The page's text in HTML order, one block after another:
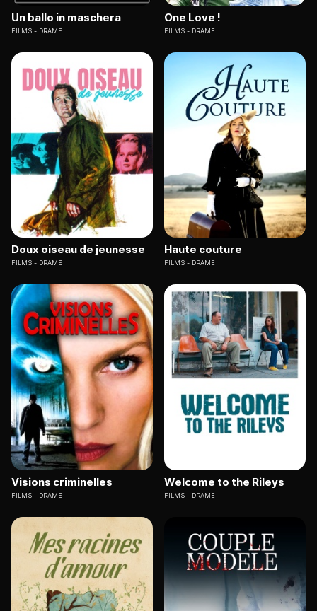
Un ballo in maschera
FILMS DRAME
One Love !
FILMS DRAME
Doux oiseau de jeunesse
FILMS DRAME
Haute couture
FILMS DRAME
Visions criminelles
FILMS DRAME
Welcome to the Rileys
FILMS DRAME